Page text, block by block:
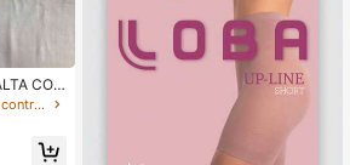
COT
em Renda contrastante Shorts de segurança feminino